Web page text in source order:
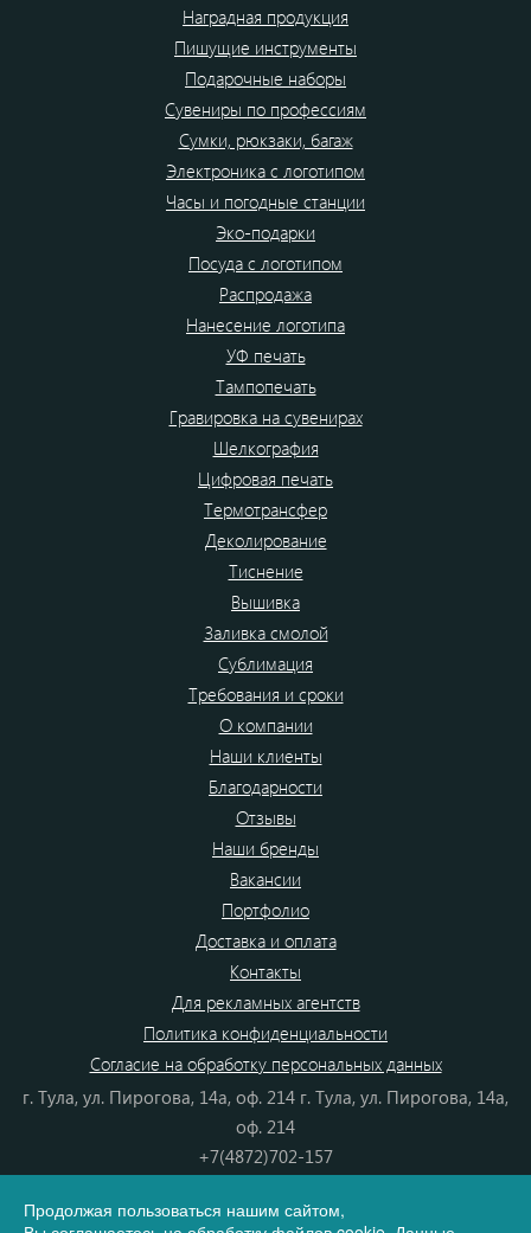
Наградная продукция
Пишущие инструменты
Подарочные наборы
Сувениры по профессиям
Сумки, рюкзаки, багаж
Электроника с логотипом
Часы и погодные станции
Эко-подарки
Посуда с логотипом
Распродажа
Нанесение логотипа
УФ печать
Тампопечать
Гравировка на сувенирах
Шелкография
Цифровая печать
Термотрансфер
Деколирование
Тиснение
Вышивка
Заливка смолой
Сублимация
Требования и сроки
О компании
Наши клиенты
Благодарности
Отзывы
Наши бренды
Вакансии
Портфолио
Доставка и оплата
Контакты
Для рекламных агентств
Политика конфиденциальности
Согласие на обработку персональных данных
г. Тула, ул. Пирогова, 14а, оф. 214 г. Тула, ул. Пирогова, 14а,
оф. 214
+7(4872)702-157
8(800) 555-80-87
Продолжая пользоваться нашим сайтом,